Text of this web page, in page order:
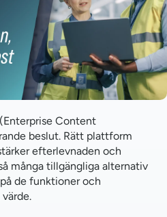
Microsoft-program?
ett molnbaserat ECM-
för min
populära ECM-
system?
som passar din framtid
Content
beslut. Rätt plattform
efterlevnaden och
många tillgängliga alternativ
de funktioner och